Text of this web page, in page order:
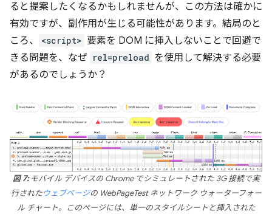
ると提案したくなるかもしれませんが、この方法は確かに
有効ですが、副作用が生じる可能性があります。結局のと
ころ、
<script> 要素を DOM に挿入しないことで回避で
きる問題を、なぜ rel=preload を使用して解決する必要
があるのでしょうか？
図 7:モバイル デバイスの Chrome でシミュレートされた 3G 接続で実
行されたウェブページの WebPageTest ネットワーク ウォーターフォー
ル チャート。このページには、単一のスタイルシートと挿入された